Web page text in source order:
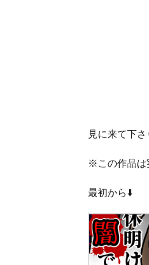
見に来て下
※この作品は
最初から⬇️